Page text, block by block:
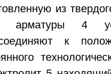
из
арматуры 4
к